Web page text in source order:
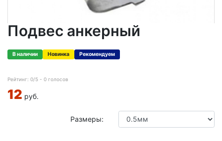
Подвес анкерный
В наличии Новинка Рекомендуем
Рейтинг: 0/5 - 0 голосов
12 руб.
Размеры: